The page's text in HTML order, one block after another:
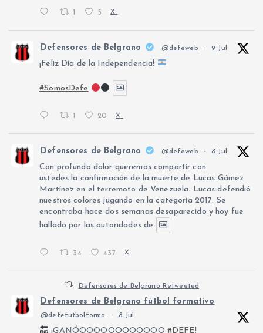
1 5 X
Defensores de Belgrano @defeweb · 9 Jul
¡Feliz Día de la Independencia!
#SomosDefe
20 X
Defensores de Belgrano @defeweb · 8 Jul
Con profundo dolor queremos compartir con
ustedes la confirmación de la muerte de Lucas Gámez
Martínez en el terremoto de Venezuela. Lucas defendió
nuestros colores jugando en la categoría 2017. Se
encontraba hace dos semanas desaparecido y hoy fue
hallado por las autoridades de
34 437 X
Defensores de Belgrano Retweeted
Defensores de Belgrano fútbol formativo
@defefutbolforma · 8 Jul
¡GANÓOOOOOOOOOOOO #DEFE!